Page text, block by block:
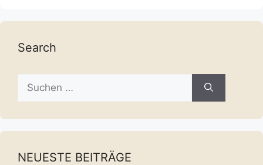
Search
nach:
NEUESTE BEITRÄGE